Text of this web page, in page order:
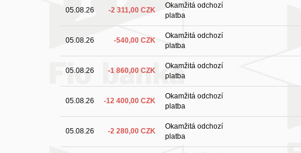
05.08.26 -2 311,00 CZK
Okamžitá odchozí
platba
05.08.26 -540,00 CZK
Okamžitá odchozí
platba
05.08.26 -1 860,00 CZK
Okamžitá odchozí
platba
05.08.26 -12 400,00 CZK
Okamžitá odchozí
platba
05.08.26 -2 280,00 CZK
Okamžitá odchozí
platba